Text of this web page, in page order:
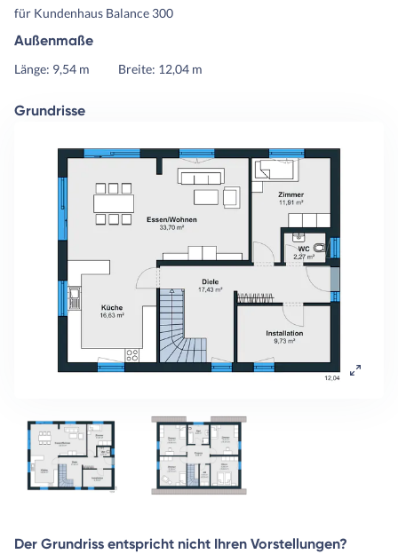
für Kundenhaus Balance 300
Außenmaße
Länge: 9,54 m Breite: 12,04 m
Grundrisse
Der Grundriss entspricht nicht Ihren Vorstellungen?